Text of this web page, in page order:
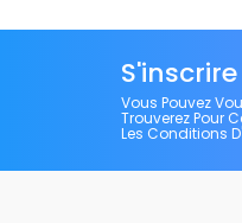
Vous Pouvez
Trouverez Pour
Les Conditions